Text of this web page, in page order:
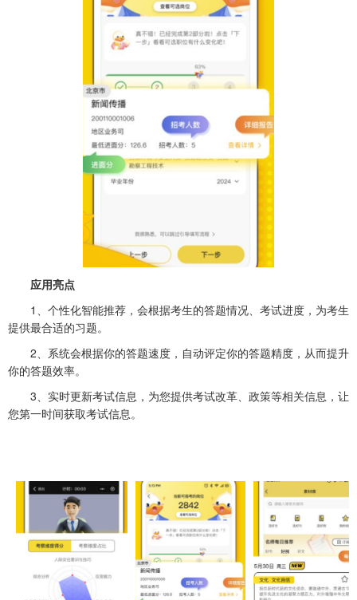
应用亮点
1、个性化智能推荐，会根据考生的答题情况、考试进度，为考生
提供最合适的习题。
2、系统会根据你的答题速度，自动评定你的答题精度，从而提升
你的答题效率。
3、实时更新考试信息，为您提供考试改革、政策等相关信息，让
您第一时间获取考试信息。